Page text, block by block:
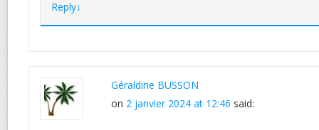
Reply↓
Géraldine BUSSON
on 2 janvier 2024 at 12:46 said: